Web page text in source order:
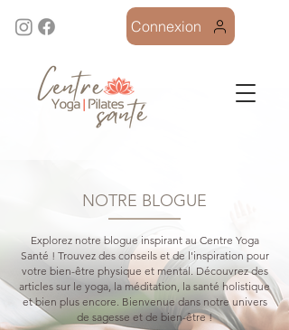
Connexion
NOTRE BLOGUE
Explorez notre blogue inspirant au Centre Yoga
Santé ! Trouvez des conseils et de l'inspiration pour
votre bien-être physique et mental. Découvrez des
articles sur le yoga, la méditation, la santé holistique
et bien plus encore. Bienvenue dans notre univers
de sagesse et de bien-être !